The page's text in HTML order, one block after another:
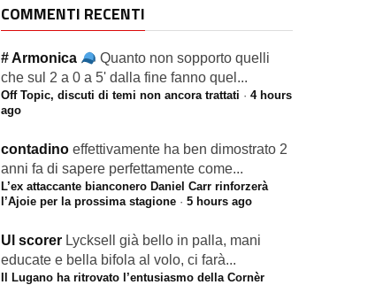
COMMENTI RECENTI
# Armonica
Quanto non sopporto quelli
che sul 2 a 0 a 5' dalla fine fanno quel...
Off Topic, discuti di temi non ancora trattati · 4 hours
ago
contadino effettivamente ha ben dimostrato 2
anni fa di sapere perfettamente come...
L’ex attaccante bianconero Daniel Carr rinforzerà
l’Ajoie per la prossima stagione · 5 hours ago
Ul scorer Lycksell già bello in palla, mani
educate e bella bifola al volo, ci farà...
Il Lugano ha ritrovato l’entusiasmo della Cornèr